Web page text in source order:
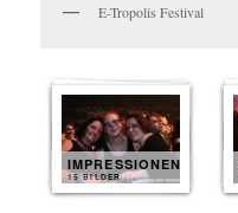
E-Tropolis Festival
IMPRESSIONEN
15 BILDER